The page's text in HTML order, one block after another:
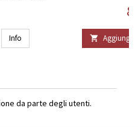
Info  Aggiungi
da parte degli utenti.